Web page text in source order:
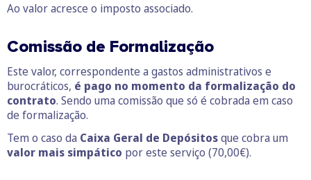
Ao valor acresce o imposto associado.
Comissão de Formalização
Este valor, correspondente a gastos administrativos e
burocráticos, é pago no momento da formalização do
contrato. Sendo uma comissão que só é cobrada em caso
de formalização.
Tem o caso da Caixa Geral de Depósitosque cobra um
valor mais simpático por este serviço (70,00€).